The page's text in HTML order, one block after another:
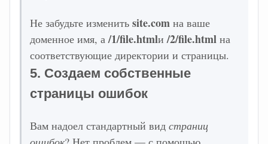
Не забудьте изменитьsite.com на ваше
доменное имя, а/1/file.htmlи/2/file.html на
соответствующие директории и страницы.
5. Создаем собственные
страницы ошибок
Вам надоел стандартный видстраниц